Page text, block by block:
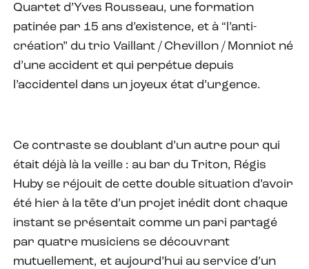
Quartet d’Yves Rousseau, une formation
patinée par 15 ans d’existence, et à “l’anti-
création” du trio Vaillant / Chevillon / Monniot né
d’une accident et qui perpétue depuis
l’accidentel dans un joyeux état d’urgence.
Ce contraste se doublant d’un autre pour qui
était déjà là la veille : au bar du Triton, Régis
Huby se réjouit de cette double situation d’avoir
été hier à la tête d’un projet inédit dont chaque
instant se présentait comme un pari partagé
par quatre musiciens se découvrant
mutuellement, et aujourd’hui au service d’un